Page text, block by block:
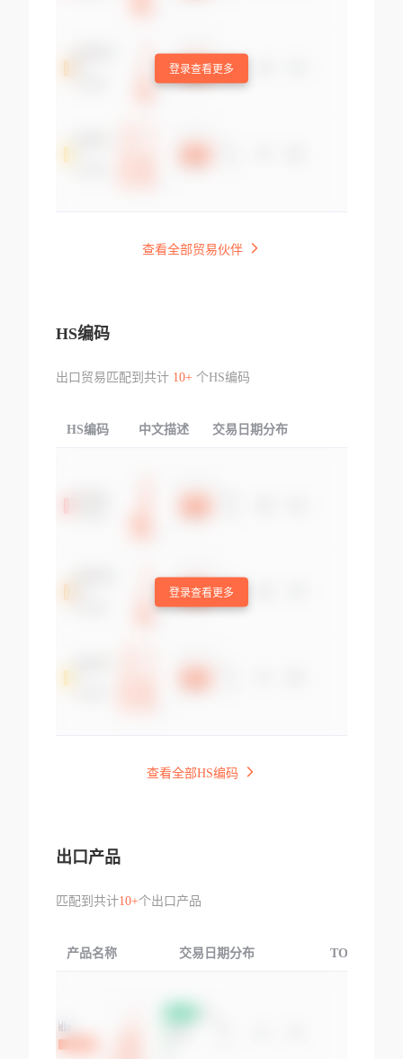
登录查看更多
查看全部贸易伙伴
HS编码
出口贸易匹配到共计 10+个HS编码
HS编码 中文描述 交易日期分布
登录查看更多
查看全部HS编码
出口产品
匹配到共计10+个出口产品
产品名称 交易日期分布 TOP3交易国